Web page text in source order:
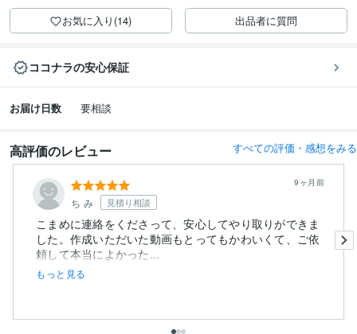
お気に入り(14) 出品者に質問
ココナラの安心保証
お届け日数 要相談
高評価のレビュー すべての評価・感想をみる
ち み 見積り相談
9ヶ月前
こまめに連絡をくださって、安心してやり取りができま
した。作成いただいた動画もとってもかわいくて、ご依
頼して本当によかった...
もっと見る